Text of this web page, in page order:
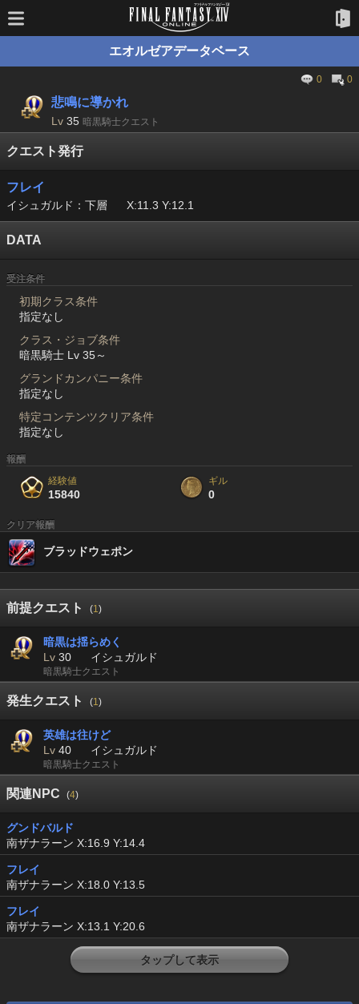
エオルゼアデータベース
0 0
悲鳴に導かれ
Lv 35 暗黒騎士クエスト
クエスト発行
フレイ
イシュガルド：下層 X:11.3 Y:12.1
DATA
受注条件
初期クラス条件
指定なし
クラス・ジョブ条件
暗黒騎士 Lv 35～
グランドカンパニー条件
指定なし
特定コンテンツクリア条件
指定なし
報酬
経験値
15840
ギル
0
クリア報酬
ブラッドウェポン
前提クエスト (1)
暗黒は揺らめく
Lv 30 イシュガルド
暗黒騎士クエスト
発生クエスト (1)
英雄は往けど
Lv 40 イシュガルド
暗黒騎士クエスト
関連NPC (4)
グンドバルド
南ザナラーン X:16.9 Y:14.4
フレイ
南ザナラーン X:18.0 Y:13.5
フレイ
南ザナラーン X:13.1 Y:20.6
タップして表示